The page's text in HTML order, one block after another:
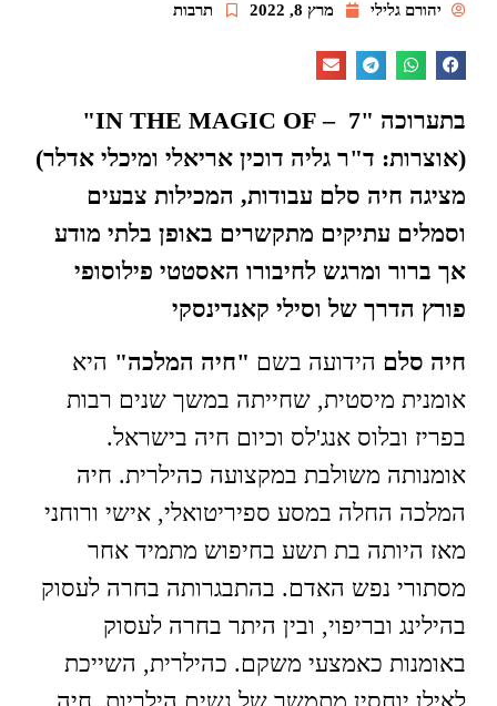
יהורם גלילי מרץ 8, 2022 תרבות
בתערוכה "7 – IN THE MAGIC OF"
(אוצרות: ד"ר גליה דוכין אריאלי ומיכלי אדלר)
מציגה חיה סלם עבודות, המכילות צבעים
וסמלים עתיקים מתקשרים באופן בלתי מודע
אך ברור ומרגש לחיבורו האסטטי פילוסופי
פורץ הדרך של וסילי קאנדינסקי
חיה סלם הידועה בשם "חיה המלכה" היא
אומנית מיסטית, שחייתה במשך שנים רבות
בפריז ובלוס אנג'לס וכיום חיה בישראל.
אומנותה משולבת במקצועה כהילרית. חיה
המלכה החלה במסע ספיריטואלי, אישי ורוחני
מאז היותה בת תשע בחיפוש מתמיד אחר
מסתורי נפש האדם. בהתבגרותה בחרה לעסוק
בהילינג ובריפוי, ובין היתר בחרה לעסוק
באומנות כאמצעי משקם. כהילרית, השייכת